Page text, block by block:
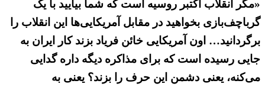
«مگر انقلاب اکتبر روسیه است که شما بیایید با یک
گرباچف‌بازی بخواهید در مقابل آمریکایی‌ها این انقلاب را
برگردانید… اون آمریکایی خائن فریاد بزند کار ایران به
جایی رسیده است که برای مذاکره دیگه داره گدایی
می‌کنه، یعنی دشمن این حرف را بزند؟ یعنی به